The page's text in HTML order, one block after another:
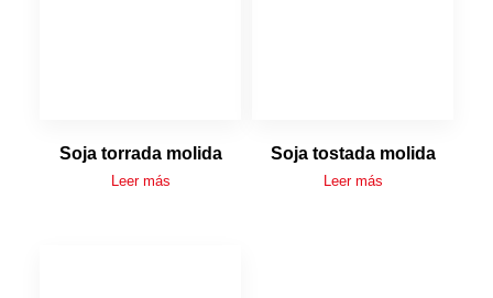
Soja torrada molida
Leer más
Soja tostada molida
Leer más